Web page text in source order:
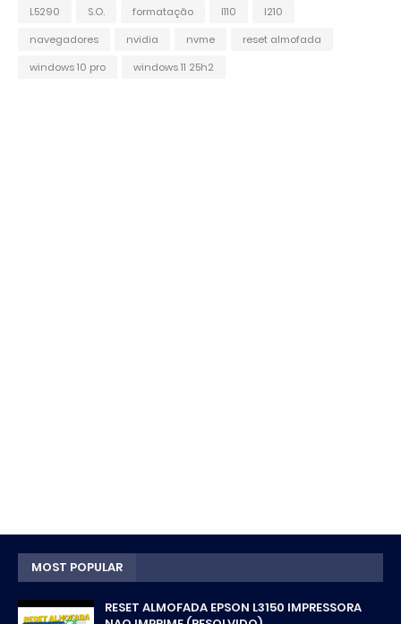
L5290
S.O. formatação l110
l210
navegadores
nvidia nvme
reset almofada
windows 10 pro
windows 11 25h2
MOST POPULAR
RESET ALMOFADA EPSON L3150 IMPRESSORA